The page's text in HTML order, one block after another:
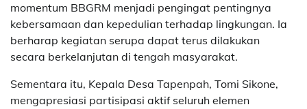
momentum BBGRM menjadi pengingat pentingnya
kebersamaan dan kepedulian terhadap lingkungan. Ia
berharap kegiatan serupa dapat terus dilakukan
secara berkelanjutan di tengah masyarakat.
Sementara itu, Kepala Desa Tapenpah, Tomi Sikone,
mengapresiasi partisipasi aktif seluruh elemen